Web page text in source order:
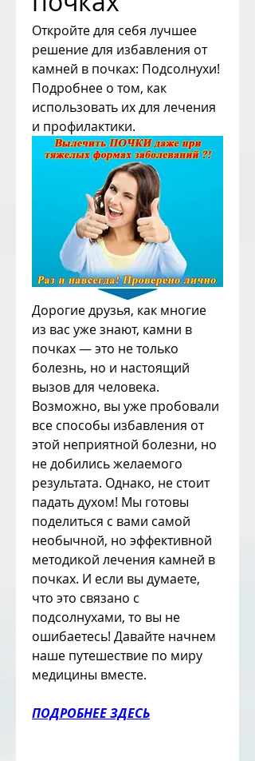
Откройте для себя лучшее
решение для избавления от
камней в почках: Подсолнухи!
Подробнее о том, как
использовать их для лечения
и профилактики.
Дорогие друзья, как многие
из вас уже знают, камни в
почках — это не только
болезнь, но и настоящий
вызов для человека.
Возможно, вы уже пробовали
все способы избавления от
этой неприятной болезни, но
не добились желаемого
результата. Однако, не стоит
падать духом! Мы готовы
поделиться с вами самой
необычной, но эффективной
методикой лечения камней в
почках. И если вы думаете,
что это связано с
подсолнухами, то вы не
ошибаетесь! Давайте начнем
наше путешествие по миру
медицины вместе.
ПОДРОБНЕЕ ЗДЕСЬ